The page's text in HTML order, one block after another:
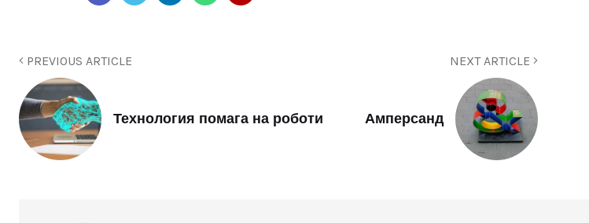
PREVIOUS ARTICLE
Технология помага на роботи
NEXT ARTICLE
Амперсанд